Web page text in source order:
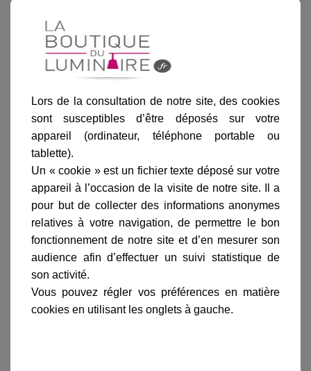
Boule de verre à fond percé de couleur opale essuyé pour
luminaires Fischer Leuchten. Cette boule de verre mesure 8cm
de diamètre.
Lire la suite
Informations produit
marque
livraison
gamme complète
Lors de la consultation de notre site, des cookies
sont susceptibles d’être déposés sur votre
appareil (ordinateur, téléphone portable ou
tablette).
Un « cookie » est un fichier texte déposé sur votre
appareil à l’occasion de la visite de notre site. Il a
pour but de collecter des informations anonymes
relatives à votre navigation, de permettre le bon
fonctionnement de notre site et d’en mesurer son
audience afin d’effectuer un suivi statistique de
son activité.
Vous pouvez régler vos préférences en matière
cookies en utilisant les onglets à gauche.